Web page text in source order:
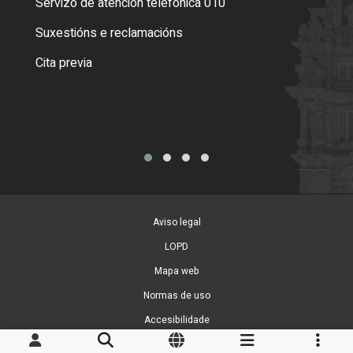
Suxestións e reclamacións
Cita previa
Aviso legal
LOPD
Mapa web
Normas de uso
Accesibilidade
Xestión de cookies